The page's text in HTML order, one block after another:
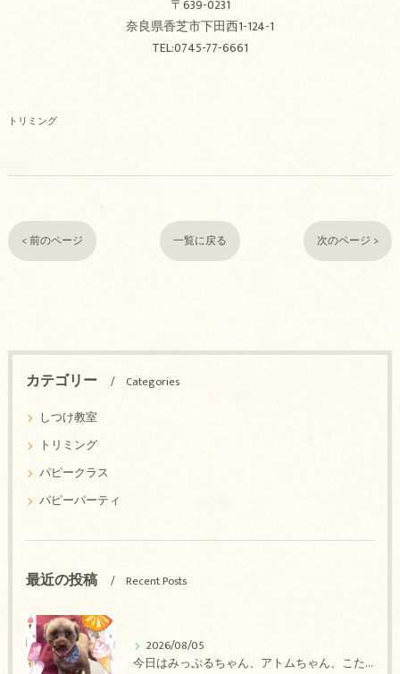
〒639-0231
奈良県香芝市下田西1-124-1
TEL:0745-77-6661
トリミング
< 前のページ 一覧に戻る 次のページ >
カテゴリー
Categories
しつけ教室
トリミング
パピークラス
パピーパーティ
最近の投稿 Recent Posts
2026/08/05
今日はみっぷるちゃん、アトムちゃん、こたろうちゃん、ルルちゃん、アンジュちゃん、がぶちゃんのトリミングの紹介です【奈良のエース動物病院】